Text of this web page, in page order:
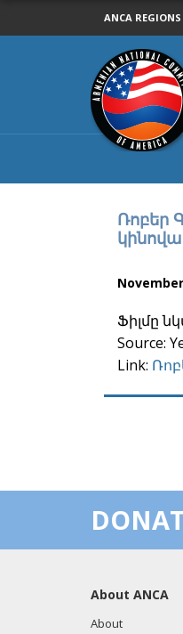
ANCA REGIONS
Armenian
National
Committee
of
America
Ռոբեր
Ֆիլմը
Source:
Link:
About ANCA
About